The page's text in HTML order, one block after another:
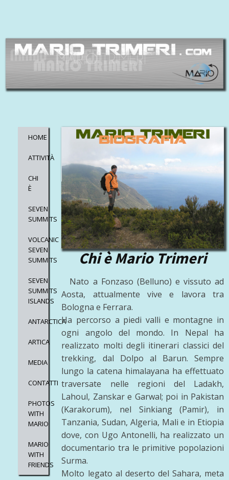
HOME
ATTIVITÀ
CHI
È
SEVEN
SUMMITS
VOLCANIC
SEVEN
SUMMITS
SEVEN
SUMMITS
ISLANDS
ANTARCTICA
ARTICA
MEDIA
CONTATTI
PHOTOS
WITH
MARIO
MARIO
WITH
FRIENDS
Chi è Mario Trimeri
Nato a Fonzaso (Belluno) e vissuto ad
Aosta, attualmente vive e lavora tra
Bologna e Ferrara.
Ha percorso a piedi valli e montagne in
ogni angolo del mondo. In Nepal ha
realizzato molti degli itinerari classici del
trekking, dal Dolpo al Barun. Sempre
lungo la catena himalayana ha effettuato
traversate nelle regioni del Ladakh,
Lahoul, Zanskar e Garwal; poi in Pakistan
(Karakorum), nel Sinkiang (Pamir), in
Tanzania, Sudan, Algeria, Mali e in Etiopia
dove, con Ugo Antonelli, ha realizzato un
documentario tra le primitive popolazioni
Surma.
Molto legato al deserto del Sahara, meta